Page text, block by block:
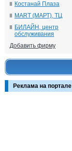
Костанай Плаза
MART (МАРТ), ТЦ
БИЛАЙН, центр
обслуживания
Добавить фирму
Реклама на портале